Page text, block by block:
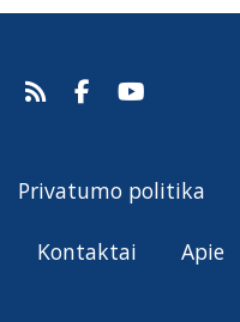
Privatumo politika
Kontaktai Apie